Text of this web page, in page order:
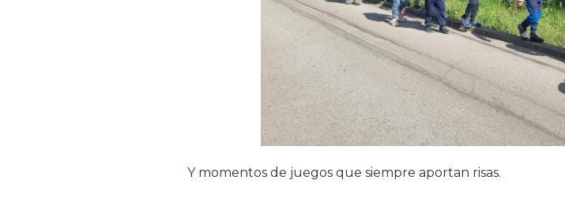
Y momentos de juegos que siempre aportan risas.